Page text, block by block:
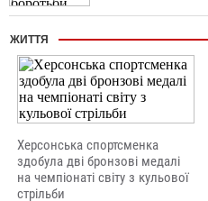
ЖИТТЯ
Херсонська спортсменка
здобула дві бронзові медалі
на чемпіонаті світу з кульової
стрільби